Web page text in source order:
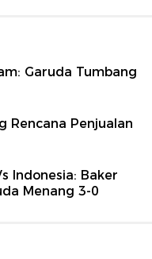
Garuda Tumbang
Rencana Penjualan
Indonesia: Baker
Menang 3-0